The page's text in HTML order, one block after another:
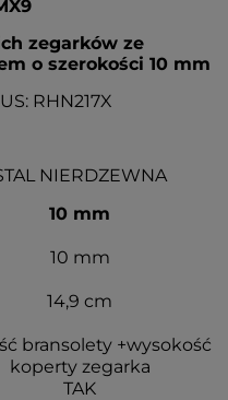
zegarków ze
o szerokości 10 mm
RHN217X
NIERDZEWNA
10 mm
10 mm
14,9 cm
bransolety +wysokość
koperty zegarka
TAK